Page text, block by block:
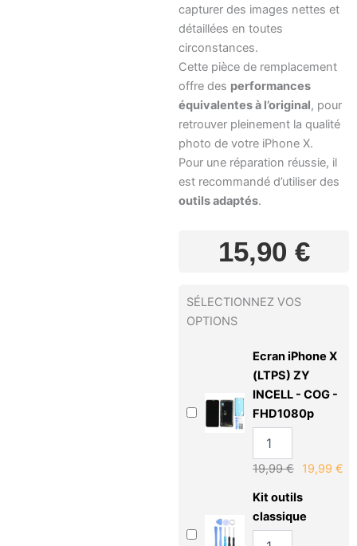
capturer des images nettes et
détaillées en toutes
circonstances.
Cette pièce de remplacement
offre des performances
équivalentes à l’original, pour
retrouver pleinement la qualité
photo de votre iPhone X.
Pour une réparation réussie, il
est recommandé d’utiliser des
outils adaptés.
15,90 €
SÉLECTIONNEZ VOS
OPTIONS
Ecran iPhone X
(LTPS) ZY
INCELL - COG -
FHD1080p
19,99€ 19,99 €
Kit outils
classique